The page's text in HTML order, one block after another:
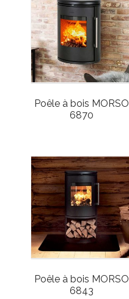
Poêle à bois MORSO
6870
Poêle à bois MORSO
6843